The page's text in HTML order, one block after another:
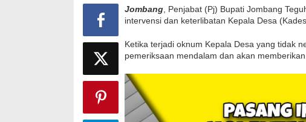
Jombang , Penjabat (Pj) Bupati Jombang
intervensi dan keterlibatan Kepala Desa
Ketika terjadi oknum Kepala Desa yang tidak
pemeriksaan mendalam dan akan memberikan